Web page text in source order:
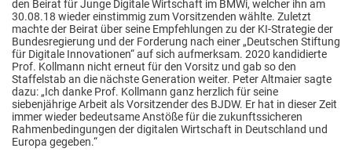
den Beirat für Junge Digitale Wirtschaft im BMWi, welcher ihn am
30.08.18 wieder einstimmig zum Vorsitzenden wählte. Zuletzt
machte der Beirat über seine Empfehlungen zu der KI-Strategie der
Bundesregierung und der Forderung nach einer „Deutschen Stiftung
für Digitale Innovationen“ auf sich aufmerksam. 2020 kandidierte
Prof. Kollmann nicht erneut für den Vorsitz und gab so den
Staffelstab an die nächste Generation weiter. Peter Altmaier sagte
dazu: „Ich danke Prof. Kollmann ganz herzlich für seine
siebenjährige Arbeit als Vorsitzender des BJDW. Er hat in dieser Zeit
immer wieder bedeutsame Anstöße für die zukunftssicheren
Rahmenbedingungen der digitalen Wirtschaft in Deutschland und
Europa gegeben.“